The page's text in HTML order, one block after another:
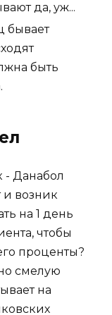
да, уж...
бывает
быть
- Данабол
возник
на 1 день
чтобы
проценты?
смелую
на